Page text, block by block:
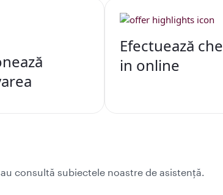
Efectuează
in online
consultă subiectele noastre de asistență.